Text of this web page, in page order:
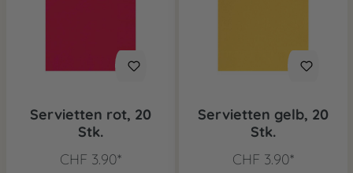
Servietten rot, 20
Stk.
CHF 3.90*
Servietten gelb, 20
Stk.
CHF 3.90*